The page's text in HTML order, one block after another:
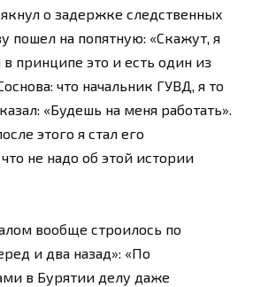
о задержке следственных
пошел на попятную: «Скажут, я
принципе это и есть один из
что начальник ГУВД, я то
«Будешь на меня работать».
этого я стал его
не надо об этой истории
вообще строилось по
и два назад»: «По
в Бурятии делу даже